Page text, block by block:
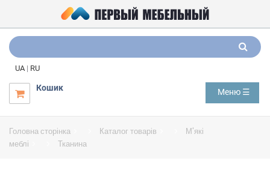
UA | RU

Кошик Меню ☰
Головна сторінка Каталог товарів
М'які
меблі
Тканина